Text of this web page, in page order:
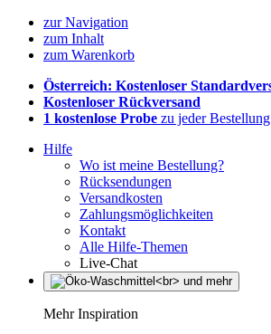
zur Navigation
zum Inhalt
zum Warenkorb
Österreich: Kostenloser
Kostenloser Rückversand
1 kostenlose Probe zu jeder Bestellung
Hilfe
Wo ist meine Bestellung?
Rücksendungen
Versandkosten
Zahlungsmöglichkeiten
Kontakt
Alle Hilfe-Themen
Live-Chat
Mehr Inspiration